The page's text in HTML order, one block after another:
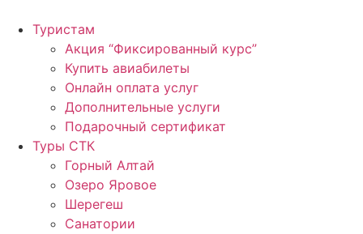
содержимому
Туристам
Акция “Фиксированный курс”
Купить авиабилеты
Онлайн оплата услуг
Дополнительные услуги
Подарочный сертификат
Туры СТК
Горный Алтай
Озеро Яровое
Шерегеш
Санатории